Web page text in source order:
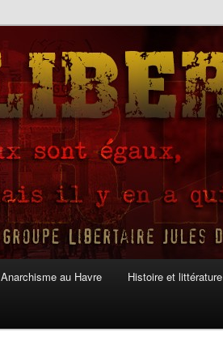
Anarchisme au Havre Histoire et littérature